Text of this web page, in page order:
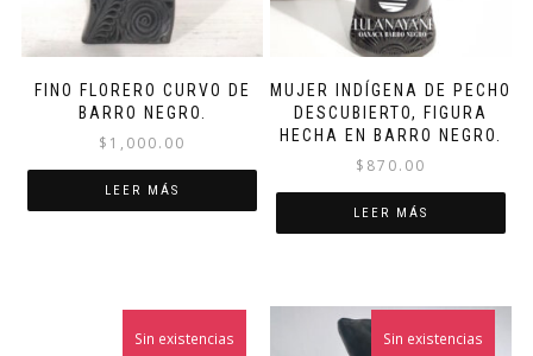
FINO FLORERO CURVO DE
BARRO NEGRO.
$ 1,000.00
LEER MÁS
MUJER INDÍGENA DE PECHO
DESCUBIERTO, FIGURA
HECHA EN BARRO NEGRO.
$ 870.00
LEER MÁS
Sin existencias Sin existencias